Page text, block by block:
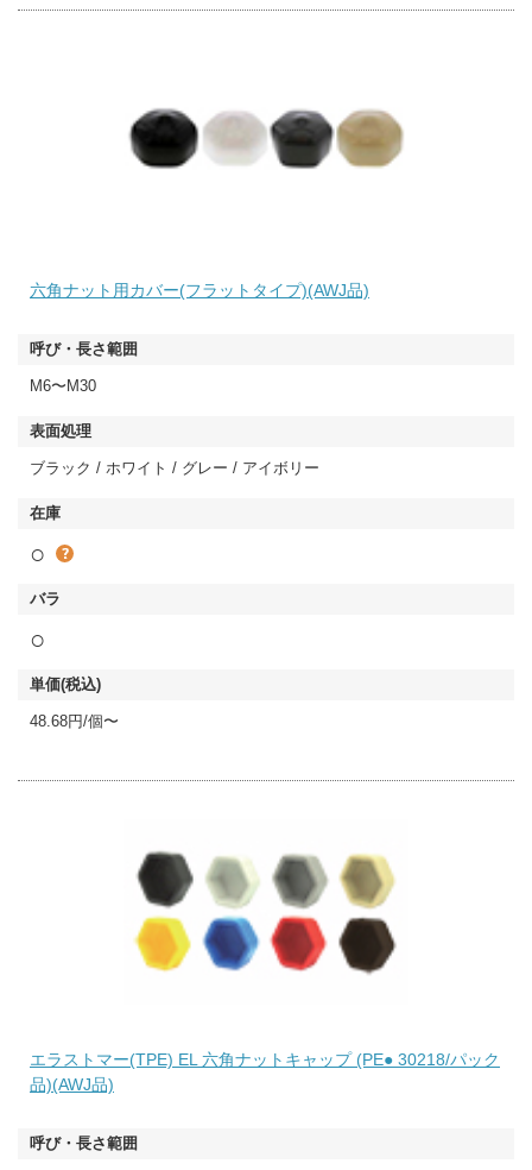
六角ナット用カバー(フラットタイプ)(AWJ品)
M6〜M30
ブラック / ホワイト / グレー / アイボリー
○
○
48.68円/個〜
エラストマー(TPE) EL 六角ナットキャップ (PE● 30218/パック
品)(AWJ品)